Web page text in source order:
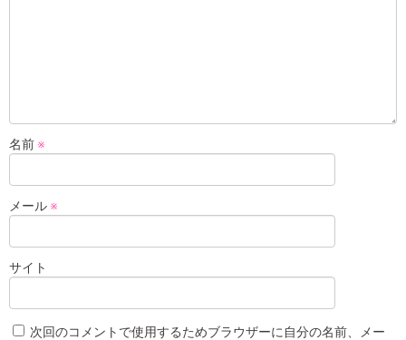
名前 ※
メール ※
サイト
次回のコメントで使用するためブラウザーに自分の名前、メー